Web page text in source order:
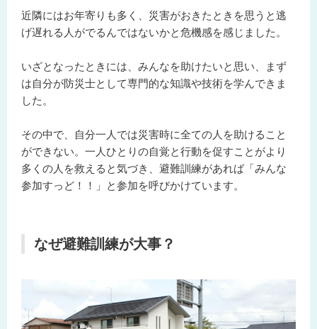
近隣にはお年寄りも多く、災害がおきたときを思うと逃
げ遅れる人がでるんではないかと危機感を感じました。
いざとなったときには、みんなを助けたいと思い、まず
は自分が防災士として専門的な知識や技術を学んできま
した。
その中で、自分一人では災害時に全ての人を助けること
ができない。一人ひとりの自覚と行動を促すことがより
多くの人を救えると気づき、避難訓練があれば「みんな
参加すっど！！」と参加を呼びかけています。
なぜ避難訓練が大事？